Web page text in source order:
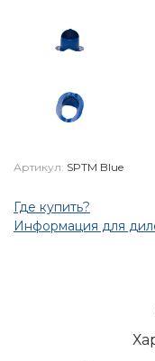
Артикул: SPTM Blue
Где купить?
Информация для